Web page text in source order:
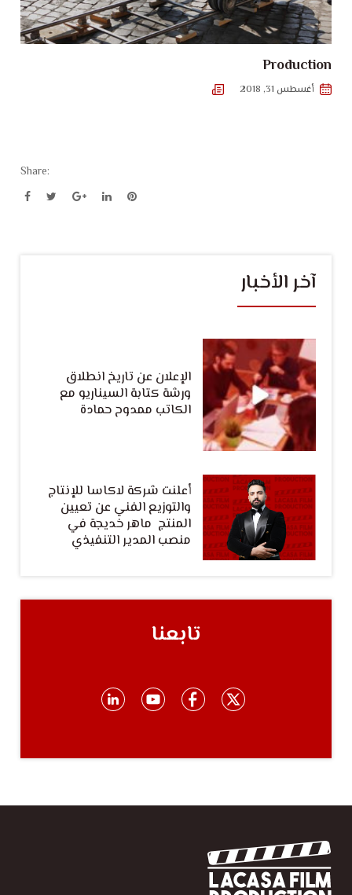
Production
أغسطس 31, 2018
Share:
آخر الأخبار
الإعلان عن تاريخ انطلاق
ورشة كتابة السيناريو مع
الكاتب ممدوح حمادة
أعلنت شركة لاكاسا للإنتاج
والتوزيع الفني عن تعيين
المنتج ماهر خديجة في
منصب المدير التنفيذي
تابعنا